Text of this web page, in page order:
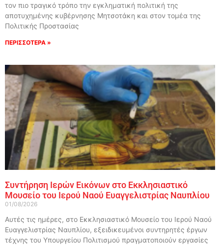
τον πιο τραγικό τρόπο την εγκληματική πολιτική της
αποτυχημένης κυβέρνησης Μητσοτάκη και στον τομέα της
Πολιτικής Προστασίας
ΠΕΡΙΣΣΟΤΕΡΑ »
Συντήρηση Ιερών Εικόνων στο Εκκλησιαστικό
Μουσείο του Ιερού Ναού Ευαγγελιστρίας Ναυπλίου
01/08/2026
Αυτές τις ημέρες, στο Εκκλησιαστικό Μουσείο του Ιερού Ναού
Ευαγγελιστρίας Ναυπλίου, εξειδικευμένοι συντηρητές έργων
τέχνης του Υπουργείου Πολιτισμού πραγματοποιούν εργασίες